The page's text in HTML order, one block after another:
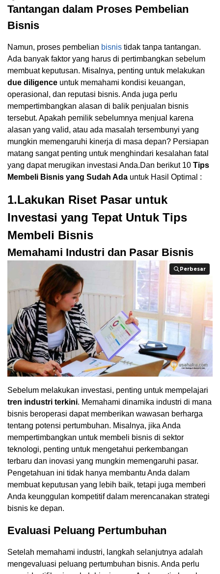
Tantangan dalam Proses Pembelian
Bisnis
Namun, proses pembelian bisnis tidak tanpa tantangan.
Ada banyak faktor yang harus di pertimbangkan sebelum
membuat keputusan. Misalnya, penting untuk melakukan
due diligence untuk memahami kondisi keuangan,
operasional, dan reputasi bisnis. Anda juga perlu
mempertimbangkan alasan di balik penjualan bisnis
tersebut. Apakah pemilik sebelumnya menjual karena
alasan yang valid, atau ada masalah tersembunyi yang
mungkin memengaruhi kinerja di masa depan? Persiapan
matang sangat penting untuk menghindari kesalahan fatal
yang dapat merugikan investasi Anda.Dan berikut 10 Tips
Membeli Bisnis yang Sudah Ada untuk Hasil Optimal :
1.Lakukan Riset Pasar untuk
Investasi yang Tepat Untuk Tips
Membeli Bisnis
Memahami Industri dan Pasar Bisnis
Perbesar
Perbesar
Sebelum melakukan investasi, penting untuk mempelajari
tren industri terkini. Memahami dinamika industri di mana
bisnis beroperasi dapat memberikan wawasan berharga
tentang potensi pertumbuhan. Misalnya, jika Anda
mempertimbangkan untuk membeli bisnis di sektor
teknologi, penting untuk mengetahui perkembangan
terbaru dan inovasi yang mungkin memengaruhi pasar.
Pengetahuan ini tidak hanya membantu Anda dalam
membuat keputusan yang lebih baik, tetapi juga memberi
Anda keunggulan kompetitif dalam merencanakan strategi
bisnis ke depan.
Evaluasi Peluang Pertumbuhan
Setelah memahami industri, langkah selanjutnya adalah
mengevaluasi peluang pertumbuhan bisnis. Anda perlu